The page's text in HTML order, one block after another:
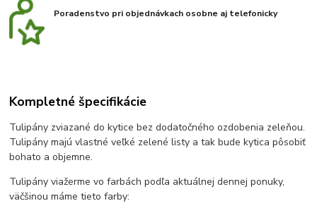
Poradenstvo pri objednávkach osobne aj telefonicky
Kompletné špecifikácie
Tulipány zviazané do kytice bez dodatočného ozdobenia zeleňou.
Tulipány majú vlastné veľké zelené listy a tak bude kytica pôsobiť
bohato a objemne.
Tulipány viažerme vo farbách podľa aktuálnej dennej ponuky,
väčšinou máme tieto farby: